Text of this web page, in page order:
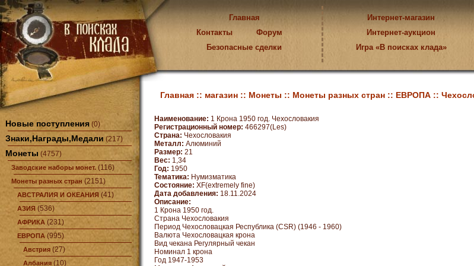
Главная
Контакты
Форум
Безопасные сделки
Интернет-магазин
Интернет-аукцион
Игра «В поисках клада»
Новые поступления (0)
Знаки,Награды,Медали (217)
Монеты (4757)
Заводские наборы монет. (116)
Монеты разных стран (2151)
АВСТРАЛИЯ И ОКЕАНИЯ (41)
АЗИЯ (536)
АФРИКА (231)
ЕВРОПА (995)
Австрия (27)
Албания (10)
Главная :: магазин :: Монеты :: Монеты разных стран :: ЕВРОПА ::
Наименование: 1 Крона 1950 год. Чехословакия
Регистрационный номер: 466297(Les)
Страна: Чехословакия
Металл: Алюминий
Размер: 21
Вес: 1,34
Год: 1950
Тематика: Нумизматика
Состояние: XF(extremely fine)
Дата добавления: 18.11.2024
Описание:
1 Крона 1950 год.
Страна Чехословакия
Период Чехословацкая Республика (СSR) (1946 - 1960)
Валюта Чехословацкая крона
Вид чекана Регулярный чекан
Номинал 1 крона
Год 1947-1953